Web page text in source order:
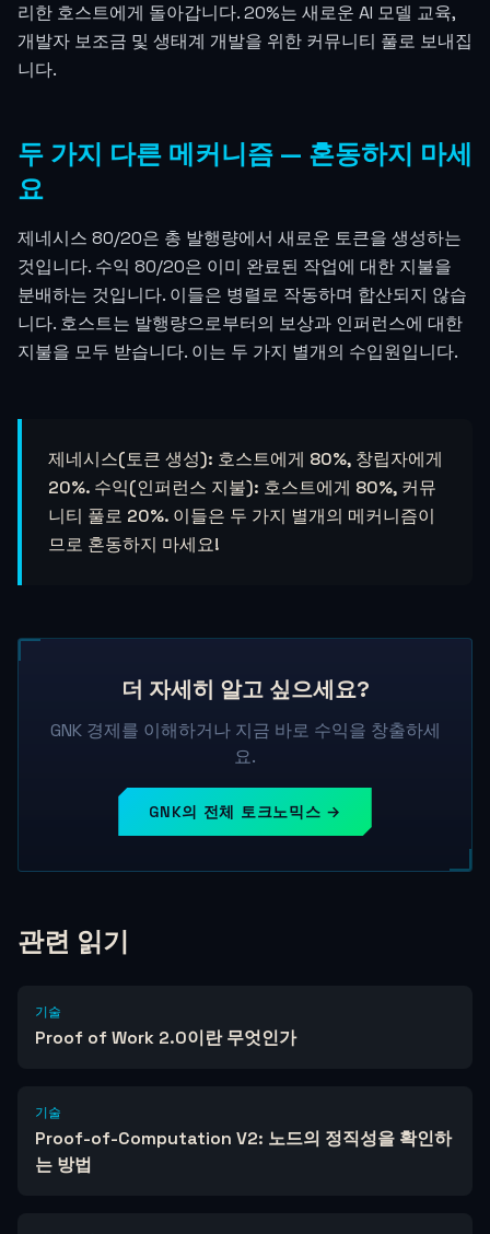
리한 호스트에게 돌아갑니다. 20%는 새로운 AI 모델 교육,
개발자 보조금 및 생태계 개발을 위한 커뮤니티 풀로 보내집
니다.
두 가지 다른 메커니즘 — 혼동하지 마세
요
제네시스 80/20은 총 발행량에서 새로운 토큰을 생성하는
것입니다. 수익 80/20은 이미 완료된 작업에 대한 지불을
분배하는 것입니다. 이들은 병렬로 작동하며 합산되지 않습
니다. 호스트는 발행량으로부터의 보상과 인퍼런스에 대한
지불을 모두 받습니다. 이는 두 가지 별개의 수입원입니다.
제네시스(토큰 생성): 호스트에게 80%, 창립자에게
20%. 수익(인퍼런스 지불): 호스트에게 80%, 커뮤
니티 풀로 20%. 이들은 두 가지 별개의 메커니즘이
므로 혼동하지 마세요!
더 자세히 알고 싶으세요?
GNK 경제를 이해하거나 지금 바로 수익을 창출하세
요.
GNK의 전체 토크노믹스 →
관련 읽기
기술
Proof of Work 2.0이란 무엇인가
기술
Proof-of-Computation V2: 노드의 정직성을 확인하
는 방법